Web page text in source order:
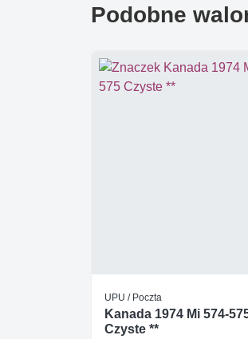
Podobne
UPU / Poczta
Kanada 1974 Mi 574-
Czyste **